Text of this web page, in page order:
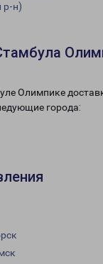
р-н)
Олимпике
города: